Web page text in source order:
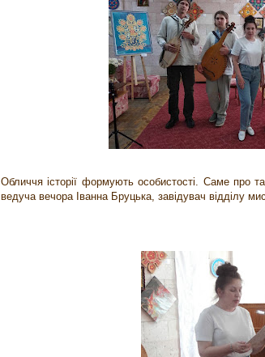
Обличчя історії формують особистості. Саме про
ведуча вечора Іванна Бруцька, завідувач відділу